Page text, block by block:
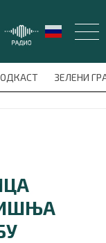
ЗЕЛЕНИ